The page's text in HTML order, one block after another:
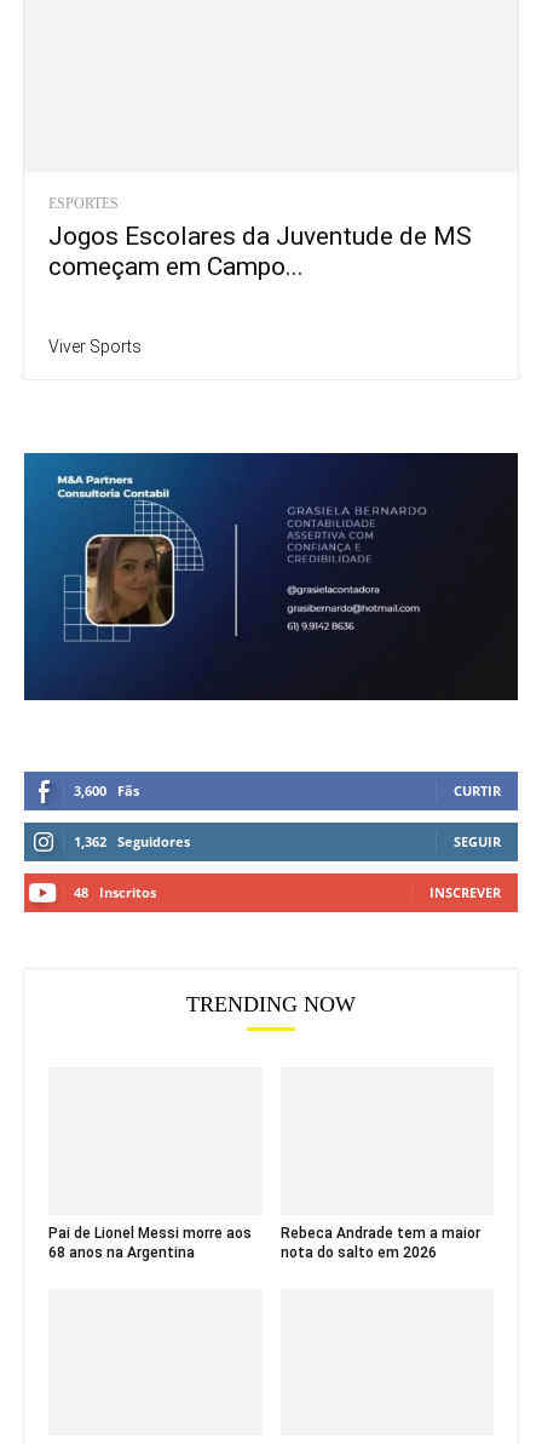
ESPORTES
Jogos Escolares da Juventude de MS
começam em Campo...
Viver Sports
3,600 Fãs CURTIR
1,362 Seguidores SEGUIR
48 Inscritos INSCREVER
TRENDING NOW
Pai de Lionel Messi morre aos
68 anos na Argentina
Rebeca Andrade tem a maior
nota do salto em 2026